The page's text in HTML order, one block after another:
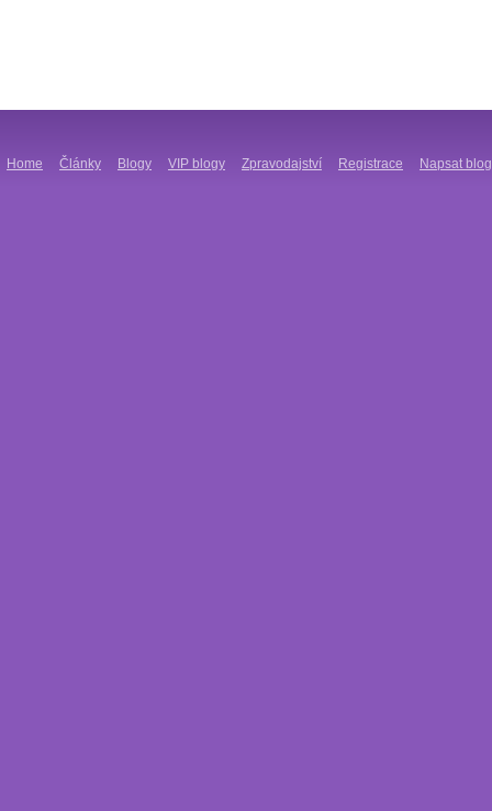
Home Články Blogy VIP blogy Zpravodajství Registrace Napsat blog